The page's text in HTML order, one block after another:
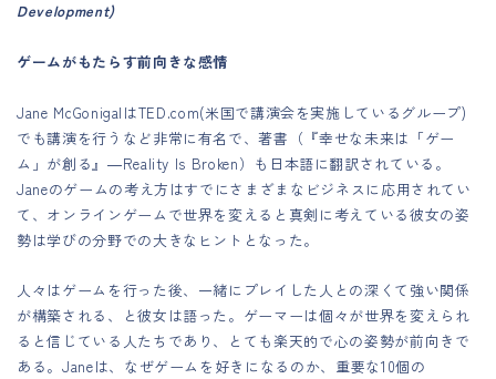
Development)
ゲームがもたらす前向きな感情
Jane McGonigalはTED.com(米国で講演会を実施しているグループ)
でも講演を行うなど非常に有名で、著書（『幸せな未来は「ゲー
ム」が創る』―Reality Is Broken）も日本語に翻訳されている。
Janeのゲームの考え方はすでにさまざまなビジネスに応用されてい
て、オンラインゲームで世界を変えると真剣に考えている彼女の姿
勢は学びの分野での大きなヒントとなった。
人々はゲームを行った後、一緒にプレイした人との深くて強い関係
が構築される、と彼女は語った。ゲーマーは個々が世界を変えられ
ると信じている人たちであり、とても楽天的で心の姿勢が前向きで
ある。Janeは、なぜゲームを好きになるのか、重要な10個の